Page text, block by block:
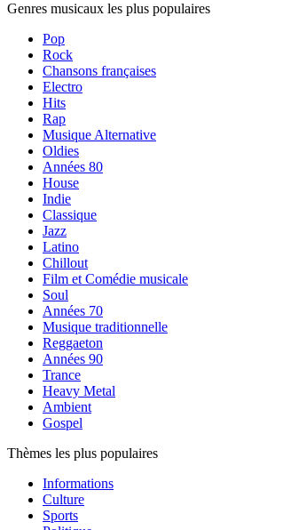
Genres musicaux les plus populaires
Pop
Rock
Chansons françaises
Electro
Hits
Rap
Musique Alternative
Oldies
Années 80
House
Indie
Classique
Jazz
Latino
Chillout
Film et Comédie musicale
Soul
Années 70
Musique traditionnelle
Reggaeton
Années 90
Trance
Heavy Metal
Ambient
Gospel
Thèmes les plus populaires
Informations
Culture
Sports